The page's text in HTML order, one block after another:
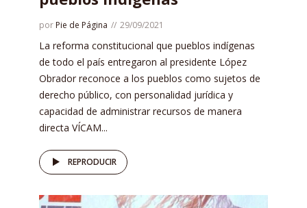
por Pie de Página 29/09/2021
La reforma constitucional que pueblos indígenas
de todo el país entregaron al presidente López
Obrador reconoce a los pueblos como sujetos de
derecho público, con personalidad jurídica y
capacidad de administrar recursos de manera
directa VÍCAM...
REPRODUCIR